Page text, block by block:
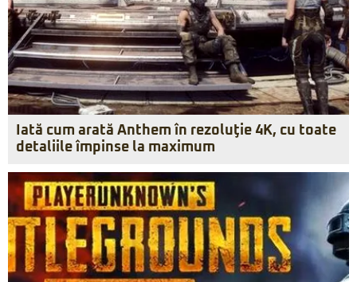
Iată cum arată Anthem în rezoluţie 4K, cu toate
detaliile împinse la maximum